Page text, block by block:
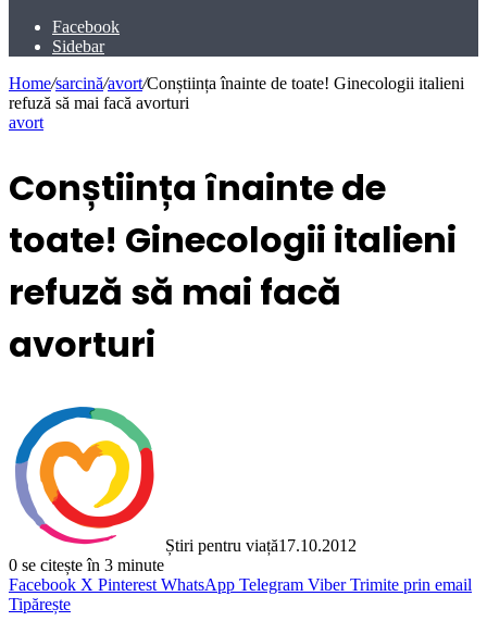
Facebook
Sidebar
Home/sarcină/avort/Conștiința înainte de toate! Ginecologii italieni
refuză să mai facă avorturi
avort
Conștiința înainte de
toate! Ginecologii italieni
refuză să mai facă
avorturi
Știri pentru viață17.10.2012
0 se citește în 3 minute
Facebook X Pinterest WhatsApp Telegram Viber Trimite prin email
Tipărește